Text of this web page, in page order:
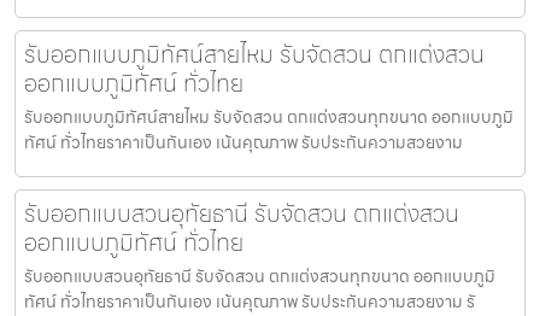
รับออกแบบภูมิทัศน์สายไหม รับจัดสวน ตกแต่งสวน
ออกแบบภูมิทัศน์ ทั่วไทย
รับออกแบบภูมิทัศน์สายไหม รับจัดสวน ตกแต่งสวนทุกขนาด ออกแบบภูมิ
ทัศน์ ทั่วไทยราคาเป็นกันเอง เน้นคุณภาพ รับประกันความสวยงาม
รับออกแบบสวนอุทัยธานี รับจัดสวน ตกแต่งสวน
ออกแบบภูมิทัศน์ ทั่วไทย
รับออกแบบสวนอุทัยธานี รับจัดสวน ตกแต่งสวนทุกขนาด ออกแบบภูมิ
ทัศน์ ทั่วไทยราคาเป็นกันเอง เน้นคุณภาพ รับประกันความสวยงาม รั